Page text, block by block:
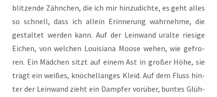
blit­zen­de Zähn­chen, die ich mir hin­zu­dich­te, es geht alles
so schnell, dass ich allein Erin­ne­rung wahr­neh­me, die
gestal­tet wer­den kann. Auf der Lein­wand uralte rie­si­ge
Eichen, von wel­chen Loui­sia­na Moo­se wehen, wie gefro­
ren. Ein Mäd­chen sitzt auf einem Ast in gro­ßer Höhe, sie
trägt ein wei­ßes, knö­chel­lan­ges Kleid. Auf dem Fluss hin­
ter der Lein­wand zieht ein Damp­fer vor­über, bun­tes Glüh­